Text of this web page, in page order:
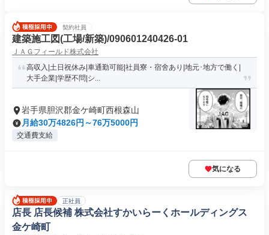
契約社員
建築施工図(工場/新築)/090601240426-01
ＪＡＧフィールド株式会社
高収入|土日祝休み|車通勤可能|社員寮・宿舍あり|地元･地方で働く|
大手企業|学歴不問|シ...
岩手県胆沢郡金ケ崎町西根森山
月給30万4826円～76万5000円
交通費支給
気になる
正社員
店長 店長候補 株式会社すかいらーくホールディングス
金ケ崎町